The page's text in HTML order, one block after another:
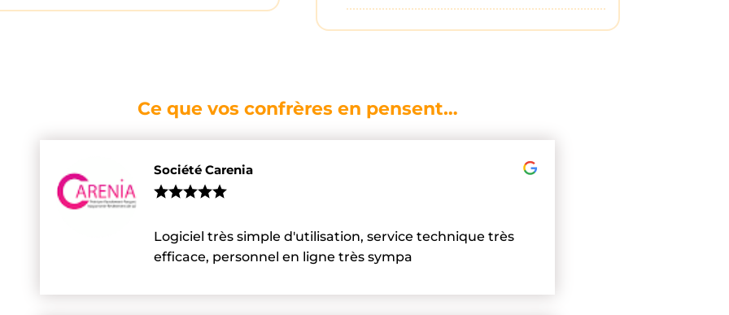
Ce que vos confrères en pensent…
Société Carenia
Logiciel très simple d'utilisation, service technique très
efficace, personnel en ligne très sympa